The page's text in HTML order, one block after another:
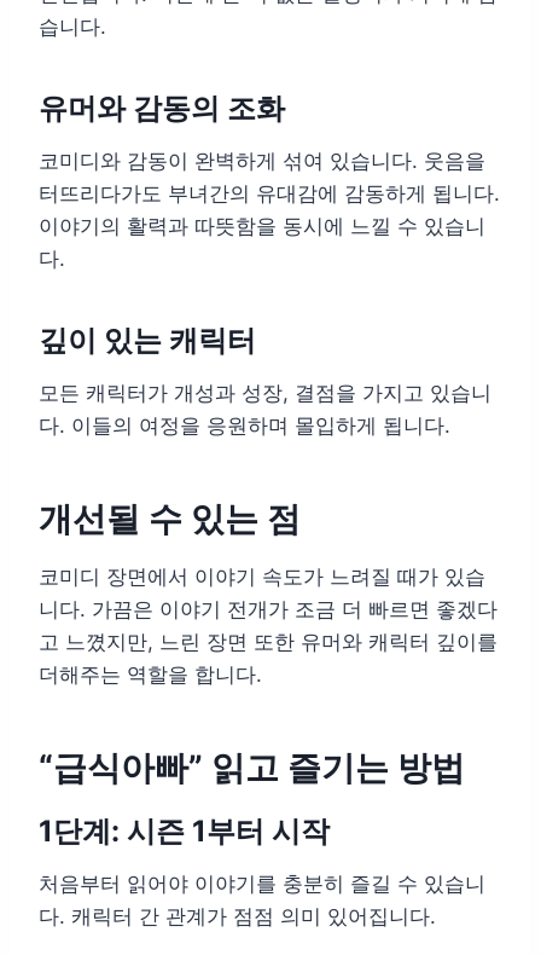
습니다.
유머와 감동의 조화
코미디와 감동이 완벽하게 섞여 있습니다. 웃음을
터뜨리다가도 부녀간의 유대감에 감동하게 됩니다.
이야기의 활력과 따뜻함을 동시에 느낄 수 있습니
다.
깊이 있는 캐릭터
모든 캐릭터가 개성과 성장, 결점을 가지고 있습니
다. 이들의 여정을 응원하며 몰입하게 됩니다.
개선될 수 있는 점
코미디 장면에서 이야기 속도가 느려질 때가 있습
니다. 가끔은 이야기 전개가 조금 더 빠르면 좋겠다
고 느꼈지만, 느린 장면 또한 유머와 캐릭터 깊이를
더해주는 역할을 합니다.
“급식아빠” 읽고 즐기는 방법
1단계: 시즌 1부터 시작
처음부터 읽어야 이야기를 충분히 즐길 수 있습니
다. 캐릭터 간 관계가 점점 의미 있어집니다.